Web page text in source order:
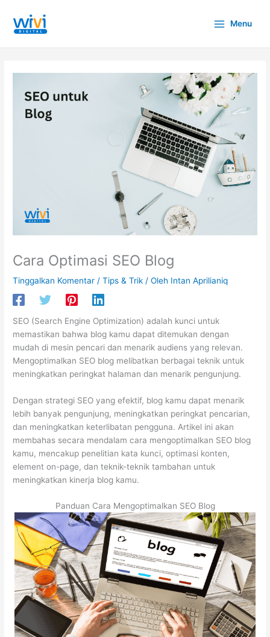
konten
Menu
Cara Optimasi SEO Blog
Tinggalkan Komentar /Tips & Trik / Oleh Intan Aprilianiq
SEO (Search Engine Optimization) adalah kunci untuk
memastikan bahwa blog kamu dapat ditemukan dengan
mudah di mesin pencari dan menarik audiens yang relevan.
Mengoptimalkan SEO blog melibatkan berbagai teknik untuk
meningkatkan peringkat halaman dan menarik pengunjung.
Dengan strategi SEO yang efektif, blog kamu dapat menarik
lebih banyak pengunjung, meningkatkan peringkat pencarian,
dan meningkatkan keterlibatan pengguna. Artikel ini akan
membahas secara mendalam cara mengoptimalkan SEO blog
kamu, mencakup penelitian kata kunci, optimasi konten,
element on-page, dan teknik-teknik tambahan untuk
meningkatkan kinerja blog kamu.
Panduan Cara Mengoptimalkan SEO Blog